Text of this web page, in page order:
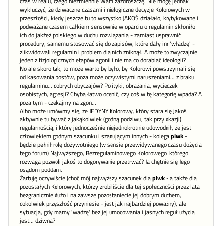
wykluczyć, że dziwaczne czasami i nielogiczne decyzje Kolorowych w
przeszłości, kiedy jeszcze tu to wszystko JAKOŚ działało, krytykowane i
podważane czasem całkiem sensownie w oparciu o regulamin skłoniło
ich do jakżeż polskiego w duchu rozwiązania - zamiast usprawnić
procedury, samemu stosować się do zapisów, które dały im 'władzę' -
zlikwidowali regulamin i problem dla nich zniknął. A może to zwyczajnie
jeden z fizjologicznych etapów agonii i nie ma co dorabiać ideologii?
No ale skoro tak, to może warto by było, by Kolorowi powstrzymali się
od kasowania postów, poza może oczywistymi naruszeniami... z braku
regulaminu... dobrych obyczajów? Polityki, obrażania, wycieczek
osobistych, agresji? Chyba łatwo ocenić, czy coś w tę kategorię wpada? A
poza tym - czekajmy na zgon...
Albo może umówmy się, ze JEDYNY Kolorowy, który stara się jakoś
aktywnie tu bywać z jakąkolwiek (godną podziwu, tak przy okazji)
regularnością, i który jednocześnie niejednokrotnie udowodnił, że jest
człowiekiem godnym szacunku i szanującym innych - kolegaplwk-
będzie pełnił rolę dożywotniego (w sensie przewidywanego czasu dożycia
tego forum) Najwyższego, Bezregulaminowego Kolorowego, którego
rozwaga pozwoli jakoś to dogorywanie przetrwać? Ja chętnie się Jego
osądom poddam.
Żartuję oczywiście (choć mój najwyższy szacunek dlaplwk- a także dla
pozostałych Kolorowych, którzy zrobiliście dla tej społeczności przez lata
bezgranicznie dużo i na zawsze pozostaniecie jej dobrym duchem,
cokolwiek przyszłość przyniesie - jest jak najbardziej poważny), ale
sytuacja, gdy mamy 'wadzę' bez jej umocowania i jasnych reguł użycia
jest... dziwna?